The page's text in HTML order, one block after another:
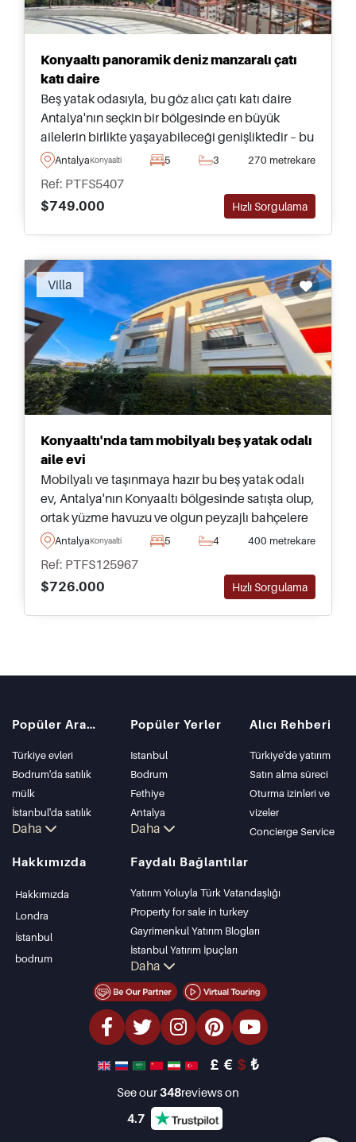
Konyaaltı panoramik deniz manzaralı çatı
katı daire
Beş yatak odasıyla, bu göz alıcı çatı katı daire
Antalya'nın seçkin bir bölgesinde en büyük
ailelerin birlikte yaşayabileceği genişliktedir – bu
Konyaaltı konutu en yakın plaja sadece birkaç
AntalyaKonyaalti 5 3 270 metrekare
Ref: PTFS5407
$749.000
Hızlı Sorgulama
Villa
Konyaaltı'nda tam mobilyalı beş yatak odalı
aile evi
Mobilyalı ve taşınmaya hazır bu beş yatak odalı
ev, Antalya'nın Konyaaltı bölgesinde satışta olup,
ortak yüzme havuzu ve olgun peyzajlı bahçelere
erişim sunmaktadır – aile ile yıl boyu yaşama için
AntalyaKonyaalti 5 4 400 metrekare
Ref: PTFS125967
$726.000
Hızlı Sorgulama
Popüler Aramalar
Türkiye evleri
Bodrum'da satılık
mülk
İstanbul'da satılık
daire
Bodrum Villası
Antalya'da satılık
Daha
Popüler Yerler
Istanbul
Bodrum
Fethiye
Antalya
Kalkan
Kas
Bursa
Gocek
Side
Kemer
Dalyan
Izmir
Belek
Daha
Alıcı Rehberi
Türkiye'de yatırım
Satın alma süreci
Oturma izinleri ve
vizeler
Concierge Service
Hakkımızda
Hakkımızda
Londra
İstanbul
bodrum
Faydalı Bağlantılar
Yatırım Yoluyla Türk Vatandaşlığı
Property for sale in turkey
Gayrimenkul Yatırım Blogları
İstanbul Yatırım İpuçları
PropertyTurkey TV
İstanbul Yatırım Gayrimenkulleri
Mülkünüzü Satmak
Uygun Fiyatlı Emlaklar
Denize Sıfır Tesisler
lüks Özellikler
Daha
£ € $ ₺
See our348reviews on
4.7